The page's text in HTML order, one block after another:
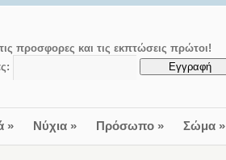
προσφορες και τις εκπτώσεις πρώτοι!
» Νύχια» Πρόσωπο» Σώμα»